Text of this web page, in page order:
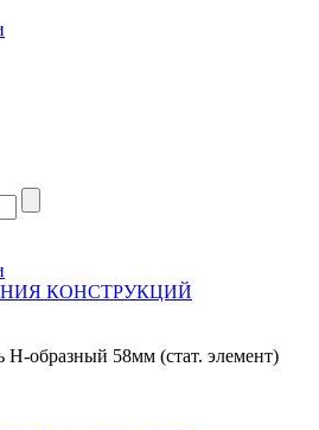
КОНСТРУКЦИЙ
Н-образный 58мм (стат. элемент)